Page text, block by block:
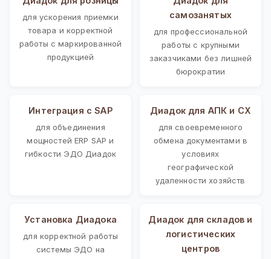
для ускорения приемки
товара и корректной
работы с маркированной
продукцией
самозанятых
для профессиональной
работы с крупными
заказчиками без лишней
бюрократии
Интеграция с SAP
для объединения
мощностей ERP SAP и
гибкости ЭДО Диадок
Диадок для АПК и СХ
для своевременного
обмена документами в
условиях
географической
удаленности хозяйств
Установка Диадока
для корректной работы
системы ЭДО на
Диадок для складов и
логистических
центров